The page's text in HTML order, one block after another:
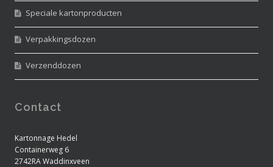
Speciale kartonproducten
Verpakkingsdozen
Verzenddozen
Contact
Kartonnage Hedel
Containerweg 6
2742RA Waddinxveen